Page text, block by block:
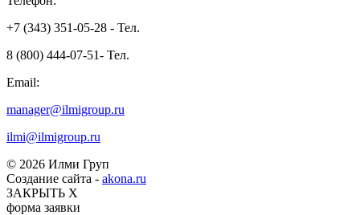
+7 (343) 351-05-28 - Тел.
8 (800) 444-07-51- Тел.
Email:
manager@ilmigroup.ru
ilmi@ilmigroup.ru
© 2026 Илми Груп
Создание сайта - akona.ru
ЗАКРЫТЬ Х
форма заявки